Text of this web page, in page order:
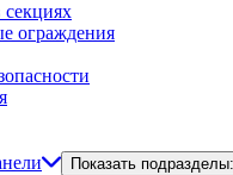
секциях
ограждения
Показать